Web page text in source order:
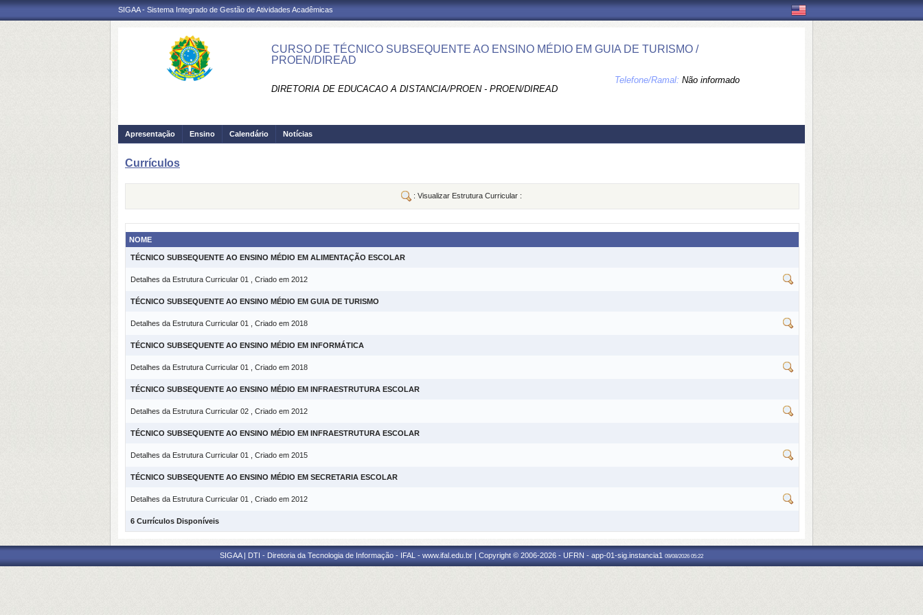
SIGAA - Sistema Integrado de Gestão de Atividades Acadêmicas
CURSO DE TÉCNICO SUBSEQUENTE AO ENSINO MÉDIO EM GUIA DE TURISMO /
PROEN/DIREAD
DIRETORIA DE EDUCACAO A DISTANCIA/PROEN - PROEN/DIREAD
Telefone/Ramal: Não informado
Apresentação Ensino Calendário Notícias
Currículos
: Visualizar Estrutura Curricular :
NOME
TÉCNICO SUBSEQUENTE AO ENSINO MÉDIO EM ALIMENTAÇÃO ESCOLAR
Detalhes da Estrutura Curricular 01 , Criado em 2012
TÉCNICO SUBSEQUENTE AO ENSINO MÉDIO EM GUIA DE TURISMO
Detalhes da Estrutura Curricular 01 , Criado em 2018
TÉCNICO SUBSEQUENTE AO ENSINO MÉDIO EM INFORMÁTICA
Detalhes da Estrutura Curricular 01 , Criado em 2018
TÉCNICO SUBSEQUENTE AO ENSINO MÉDIO EM INFRAESTRUTURA ESCOLAR
Detalhes da Estrutura Curricular 02 , Criado em 2012
TÉCNICO SUBSEQUENTE AO ENSINO MÉDIO EM INFRAESTRUTURA ESCOLAR
Detalhes da Estrutura Curricular 01 , Criado em 2015
TÉCNICO SUBSEQUENTE AO ENSINO MÉDIO EM SECRETARIA ESCOLAR
Detalhes da Estrutura Curricular 01 , Criado em 2012
6 Currículos Disponíveis
SIGAA | DTI - Diretoria da Tecnologia de Informação - IFAL - www.ifal.edu.br | Copyright © 2006-2026 - UFRN - app-01-sig.instancia1 09/08/2026 05:22